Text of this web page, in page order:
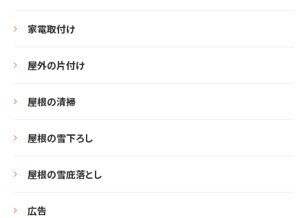
家電取付け
屋外の片付け
屋根の清掃
屋根の雪下ろし
屋根の雪庇落とし
広告